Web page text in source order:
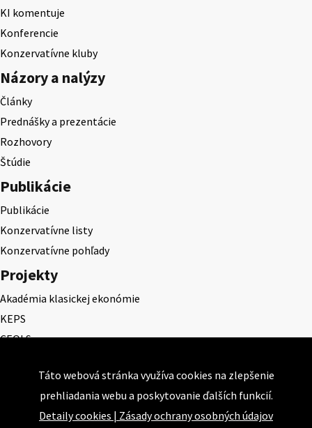
KI komentuje
Konferencie
Konzervatívne kluby
Názory a nalýzy
Články
Prednášky a prezentácie
Rozhovory
Štúdie
Publikácie
Publikácie
Konzervatívne listy
Konzervatívne pohľady
Projekty
Akadémia klasickej ekonómie
KEPS
CEQLS
Cena Ernesta Valka
Študentská esej
Deň daňového odbremenenia
Táto webová stránka využíva cookies na zlepšenie
prehliadania webu a poskytovanie ďalších funkcií.
Detaily cookies | Zásady ochrany osobných údajov